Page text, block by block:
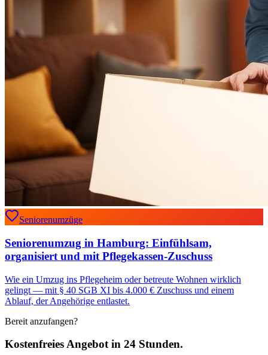
Seniorenumzüge
Seniorenumzug in Hamburg: Einfühlsam,
organisiert und mit Pflegekassen-Zuschuss
Wie ein Umzug ins Pflegeheim oder betreute Wohnen wirklich
gelingt — mit § 40 SGB XI bis 4.000 € Zuschuss und einem
Ablauf, der Angehörige entlastet.
Bereit anzufangen?
Kostenfreies Angebot in 24 Stunden.